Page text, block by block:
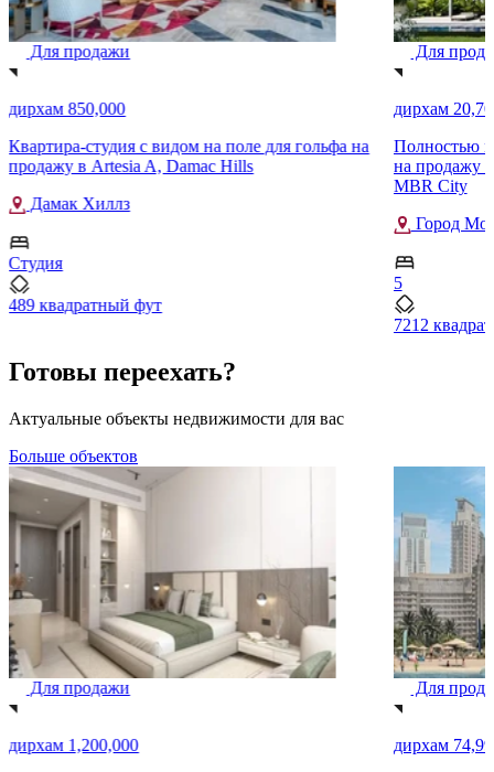
Для продажи
дирхам 850,000
Квартира-студия с видом на поле для гольфа на
продажу в Artesia A, Damac Hills
Дамак Хиллз
Студия
489 квадратный фут
Для
дирхам
Полностью
на продажу
MBR City
Город
5
7212
Готовы переехать?
Актуальные объекты недвижимости для вас
Больше объектов
Для продажи
дирхам 1,200,000
Для
дирхам